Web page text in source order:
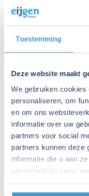
Toestemming
Deze website maakt
We gebruiken
personaliseren, om
en om ons
informatie over uw
partners voor social
partners kunnen deze
informatie die u aan
verzameld op basis
financiële
De crediteuren
nauwkeurige
om te zorgen voor
Wat is crediteuren
Crediteurenbeheer
monitoren en
Goed